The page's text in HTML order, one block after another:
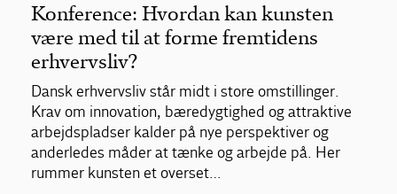
Konference: Hvordan kan kunsten
være med til at forme fremtidens
erhvervsliv?
Dansk erhvervsliv står midt i store omstillinger.
Krav om innovation, bæredygtighed og attraktive
arbejdspladser kalder på nye perspektiver og
anderledes måder at tænke og arbejde på. Her
rummer kunsten et overset…